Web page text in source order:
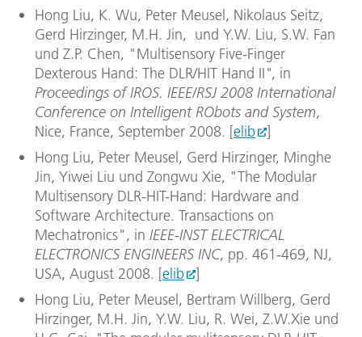
Hong Liu, K. Wu, Peter Meusel, Nikolaus Seitz,
Gerd Hirzinger, M.H. Jin, und Y.W. Liu, S.W. Fan
und Z.P. Chen, "Multisensory Five-Finger
Dexterous Hand: The DLR/HIT Hand II", in
Proceedings of IROS. IEEE/RSJ 2008 International
Conference on Intelligent RObots and System,
Nice, France, September 2008. [elib
]
Hong Liu, Peter Meusel, Gerd Hirzinger, Minghe
Jin, Yiwei Liu und Zongwu Xie, "The Modular
Multisensory DLR-HIT-Hand: Hardware and
Software Architecture. Transactions on
Mechatronics", in IEEE-INST ELECTRICAL
ELECTRONICS ENGINEERS INC, pp. 461-469, NJ,
USA, August 2008. [elib
]
Hong Liu, Peter Meusel, Bertram Willberg, Gerd
Hirzinger, M.H. Jin, Y.W. Liu, R. Wei, Z.W.Xie und